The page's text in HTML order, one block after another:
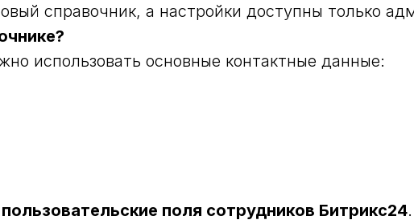
справочник, а настройки доступны только
использовать основные контактные данные:
пользовательские поля сотрудников Битрикс24